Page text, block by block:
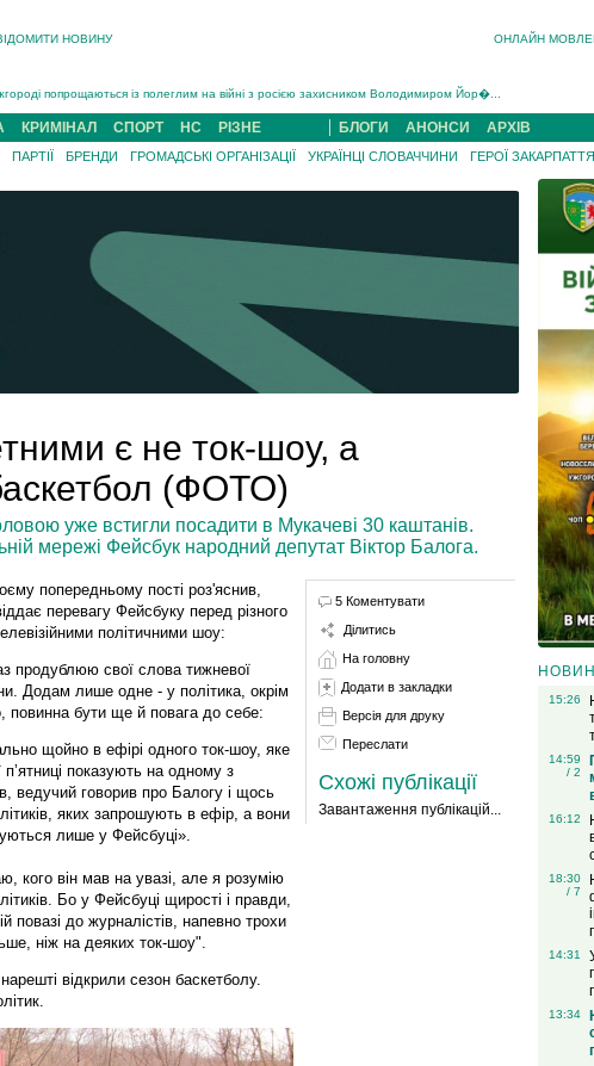
НОВИНУ ОНЛАЙН
попрощаються із полеглим на війні з росією захисником Володимиром Йор�...
5 серпня попрощаються із захисником Богданом Югасом, який два роки �...
загибель захисника із Нанкова на Хустщині Юліана Гербея (ФОТО)[/gree...
з рф поліг військовий з Виноградова Ігнат Роздяловський (ФОТО)...
внаслідок ДТП за участі трьох авто постраждали 13 людей (ФОТО)...
районного ТЦК на Закарпатті судитимуть за обвинувачен...
КРИМІНАЛ СПОРТ НС РІЗНЕ БЛОГИ АНОНСИ АРХІВ
ПАРТІЇ БРЕНДИ ГРОМАДСЬКІ ОРГАНІЗАЦІЇ УКРАЇНЦІ СЛОВАЧЧИНИ ГЕРОЇ ЗАКАРПАТТЯ
є не ток-шоу, а
(ФОТО)
уже встигли посадити в Мукачеві 30 каштанів.
мережі Фейсбук народний депутат Віктор Балога.
попередньому пості роз'яснив,
перевагу Фейсбуку перед різного
політичними шоу:
продублюю свої слова тижневої
Додам лише одне - у політика, окрім
повинна бути ще й повага до себе:
щойно в ефірі одного ток-шоу, яке
п’ятниці показують на одному з
ведучий говорив про Балогу і щось
яких запрошують в ефір, а вони
лише у Фейсбуці».
кого він мав на увазі, але я розумію
Бо у Фейсбуці щирості і правди,
повазі до журналістів, напевно трохи
ніж на деяких ток-шоу".
відкрили сезон баскетболу.
5 Коментувати
Ділитись
На головну
Додати в закладки
Версія для друку
Переслати
Схожі публікації
Завантаження публікацій...
15:26
14:59
/ 2
16:12
18:30
/ 7
14:31
13:34